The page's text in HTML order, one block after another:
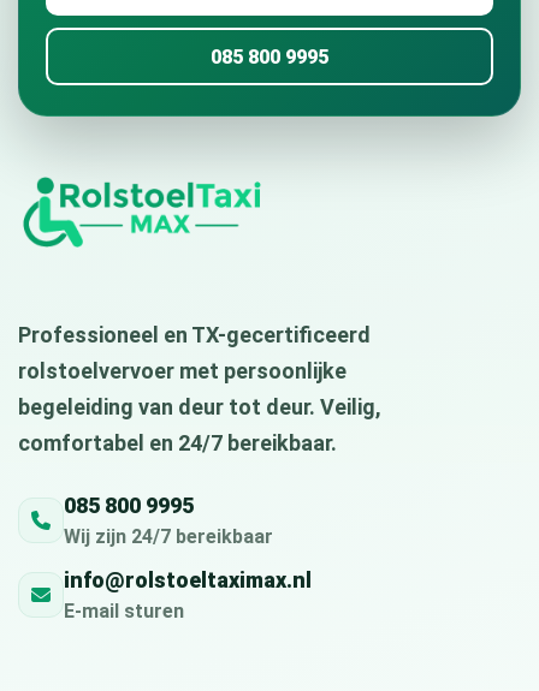
085 800 9995
Professioneel en TX-gecertificeerd
rolstoelvervoer met persoonlijke
begeleiding van deur tot deur. Veilig,
comfortabel en 24/7 bereikbaar.
085 800 9995
Wij zijn 24/7 bereikbaar
info@rolstoeltaximax.nl
E-mail sturen